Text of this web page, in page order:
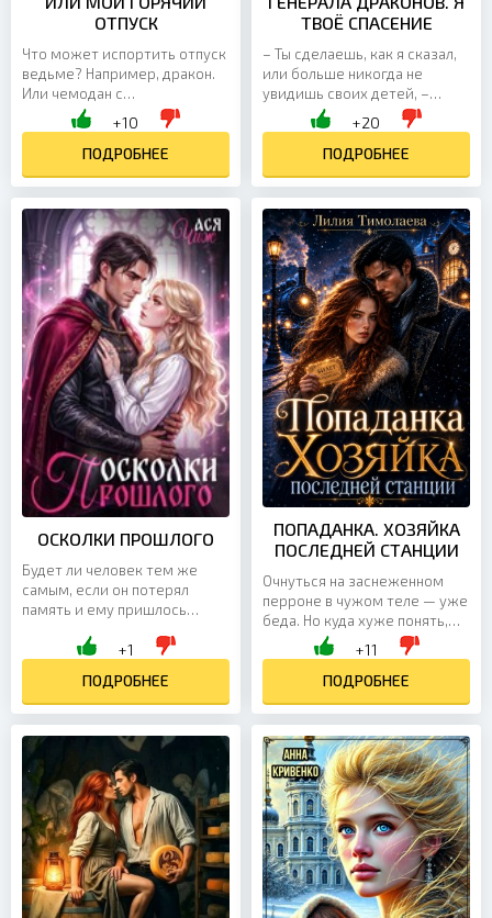
ОТПУСК
Что может испортить отпуск
ведьме? Например, дракон.
Или чемодан с
подозрительным
содержимым. Или они оба. Я
не хотела втягиваться в
решение чужих...
+10
ПОДРОБНЕЕ
ТВОЁ СПАСЕНИЕ
– Ты сделаешь, как я сказал,
или больше никогда не
увидишь своих детей, –
процедил муж. – Ясно тебе,
Сиара? – Это и твои дети
тоже, Гидеон, – с...
+20
ПОДРОБНЕЕ
ОСКОЛКИ ПРОШЛОГО
Будет ли человек тем же
самым, если он потерял
память и ему пришлось
Возможно ли, восстановив
прошлой собой...
+1
ПОДРОБНЕЕ
ПОПАДАНКА. ХОЗЯЙКА
ПОСЛЕДНЕЙ СТАНЦИИ
Очнуться на заснеженном
перроне в чужом теле — уже
беда. Но куда хуже понять,
что теперь у тебя чужое имя,
чужая вина и месяц на то,
чтобы исправить...
+11
ПОДРОБНЕЕ